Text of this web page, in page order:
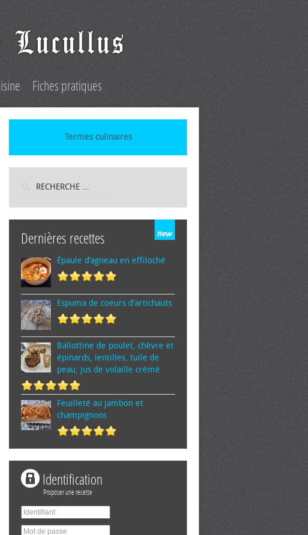
Fiches pratiques
Termes culinaires
Dernières recettes
Épaule d’agneau en effiloché
Espuma de cœurs d'artichauts
Ballottine de poulet, chèvre et
épinards, lentilles, tuile de
peau, jus de volaille crémé
Feuilleté au jambon et
champignons
Identification
Proposer une recette